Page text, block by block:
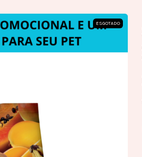
ESGOTADO